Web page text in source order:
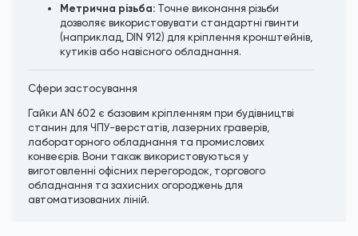
Метрична різьба: Точне виконання різьби
дозволяє використовувати стандартні гвинти
(наприклад, DIN 912) для кріплення кронштейнів,
кутиків або навісного обладнання.
Сфери застосування
Гайки AN 602 є базовим кріпленням при будівництві
станин для ЧПУ-верстатів, лазерних граверів,
лабораторного обладнання та промислових
конвеєрів. Вони також використовуються у
виготовленні офісних перегородок, торгового
обладнання та захисних огороджень для
автоматизованих ліній.